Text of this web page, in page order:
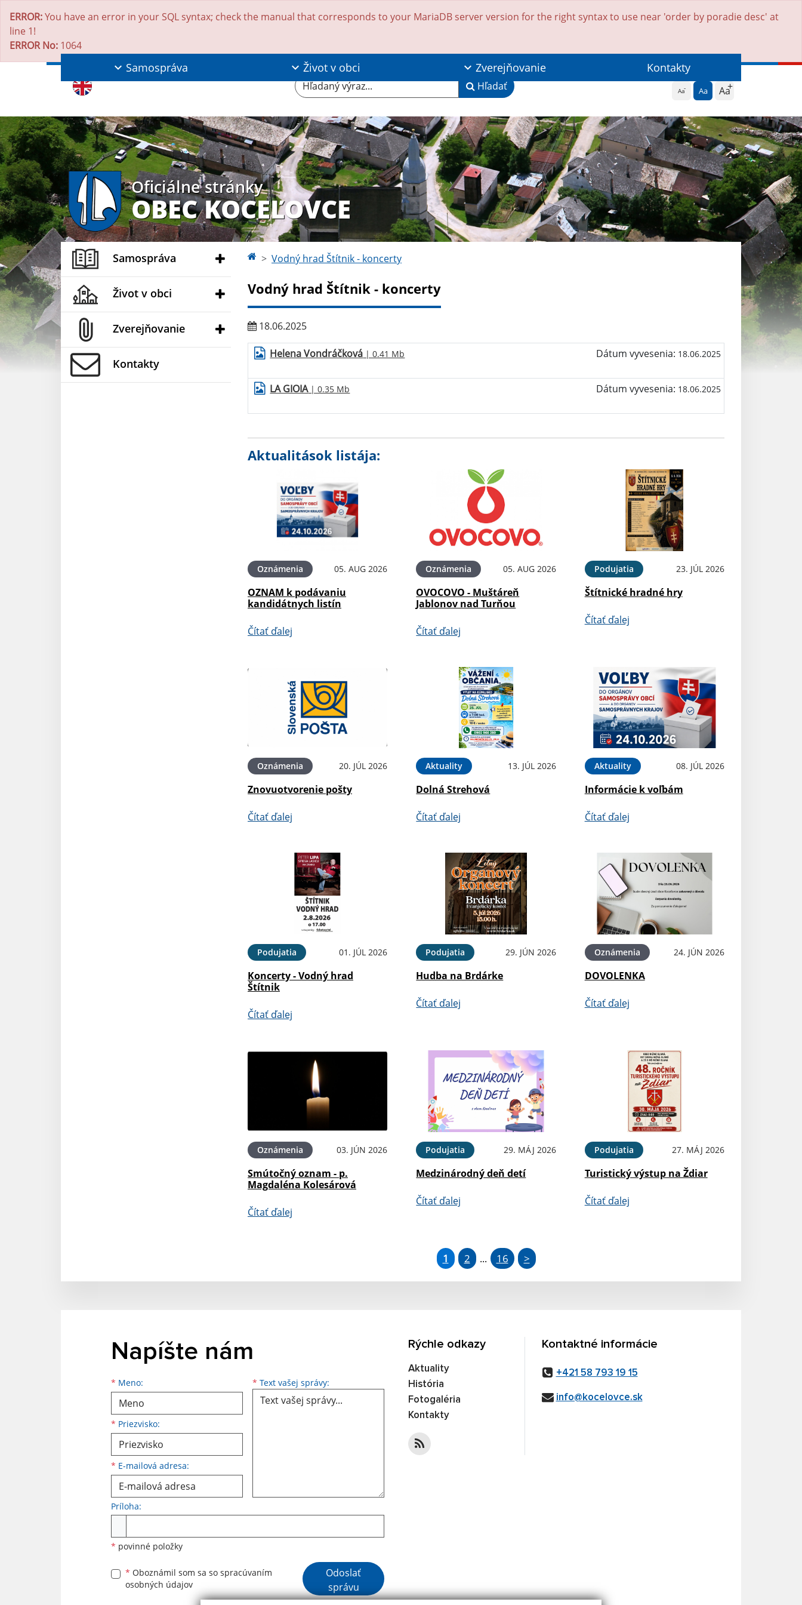
ERROR:You have an error in your SQL syntax; check the manual that corresponds to your MariaDB server version for the right syntax to use near 'order by poradie desc' at
line 1!
ERROR No: 1064
Aa Aa Aa
Hľadaný výraz... Hľadať
Samospráva Život v obci Zverejňovanie Kontakty
Oficiálne stránky
OBEC KOCEĽOVCE
Samospráva
Život v obci
Zverejňovanie
Kontakty
Vodný hrad Štítnik - koncerty
Vodný hrad Štítnik - koncerty
18.06.2025
Helena Vondráčková | 0.41 Mb Dátum vyvesenia: 18.06.2025
LA GIOIA| 0.35 Mb Dátum vyvesenia: 18.06.2025
Aktualitások listája:
Oznámenia 05. AUG 2026
OZNAM k podávaniu
kandidátnych listín
Čítať ďalej
Oznámenia 05. AUG 2026
OVOCOVO - Muštáreň
Jablonov nad Turňou
Čítať ďalej
Podujatia 23. JÚL 2026
Štítnické hradné hry
Čítať ďalej
Oznámenia 20. JÚL 2026
Znovuotvorenie pošty
Čítať ďalej
Aktuality 13. JÚL 2026
Dolná Strehová
Čítať ďalej
Aktuality 08. JÚL 2026
Informácie k voľbám
Čítať ďalej
Podujatia 01. JÚL 2026
Koncerty - Vodný hrad
Štítnik
Čítať ďalej
Podujatia 29. JÚN 2026
Hudba na Brdárke
Čítať ďalej
Oznámenia 24. JÚN 2026
DOVOLENKA
Čítať ďalej
Oznámenia 03. JÚN 2026
Smútočný oznam - p.
Magdaléna Kolesárová
Čítať ďalej
Podujatia 29. MÁJ 2026
Medzinárodný deň detí
Čítať ďalej
Podujatia 27. MÁJ 2026
Turistický výstup na Ždiar
Čítať ďalej
1 2 ... 16 >
Napíšte nám
* Meno:
Meno
* Priezvisko:
Priezvisko
* E-mailová adresa:
E-mailová adresa * Text vašej správy: Text vašej správy...
Príloha:
* povinné položky
* Oboznámil som sa so spracúvaním
osobných údajov
Google reCaptcha Response
Odoslať
správu
Rýchle odkazy
Aktuality
História
Fotogaléria
Kontakty
Kontaktné informácie
+421 58 793 19 15
info@kocelovce.sk